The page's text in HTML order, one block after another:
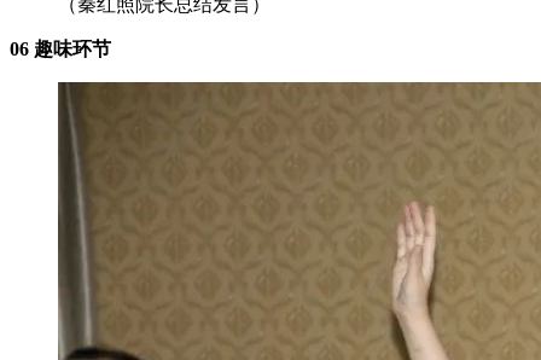
（秦红照院长总结发言）
06 趣味环节